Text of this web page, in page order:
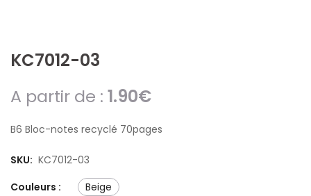
KC7012-03
A partir de : 1.90€
B6 Bloc-notes recyclé 70pages
SKU: KC7012-03
Couleurs :
beige